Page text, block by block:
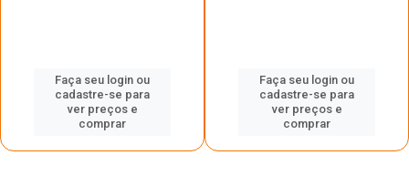
Faça seu login ou
cadastre-se para
ver preços e
comprar
Faça seu login ou
cadastre-se para
ver preços e
comprar